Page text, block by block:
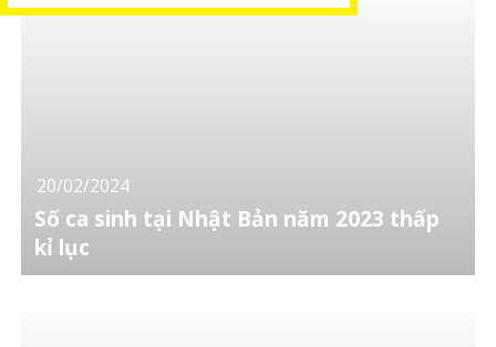
20/02/2024
Số ca sinh tại Nhật Bản năm 2023 thấp
kỉ lục